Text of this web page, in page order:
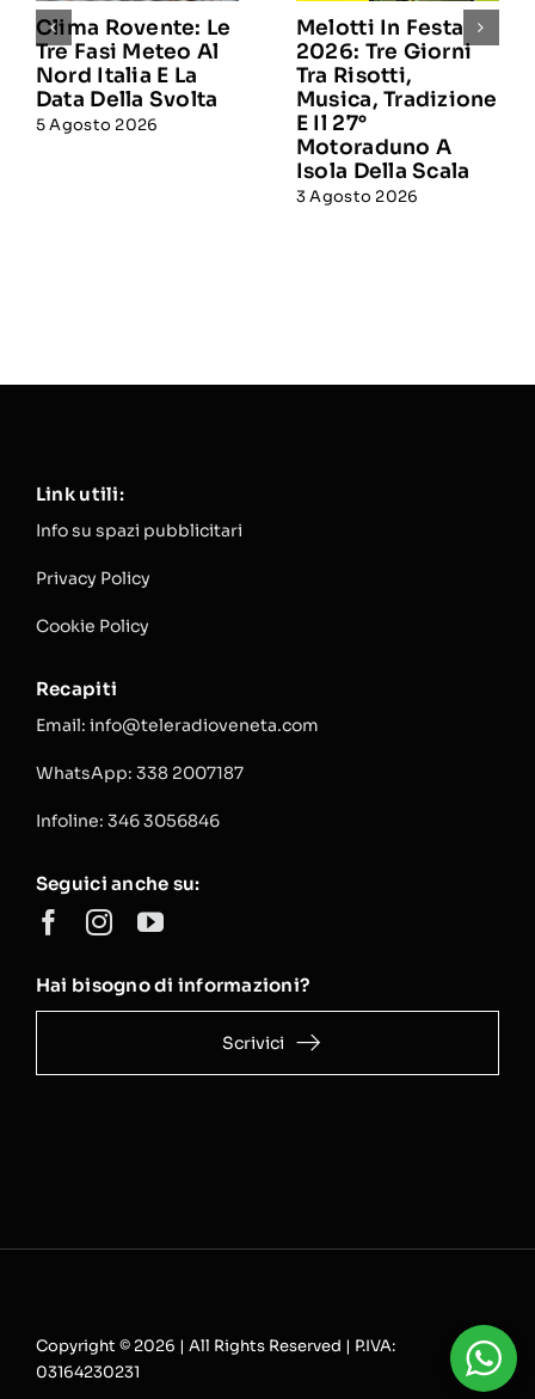
Clima Rovente: Le
Tre Fasi Meteo Al
Nord Italia E La
Data Della Svolta
5 Agosto 2026
Melotti In Festa
2026: Tre Giorni
Tra Risotti,
Musica, Tradizione
E Il 27°
Motoraduno A
Isola Della Scala
3 Agosto 2026
Link utili:
Info su spazi pubblicitari
Privacy Policy
Cookie Policy
Recapiti
Email: info@teleradioveneta.com
WhatsApp: 338 2007187
Infoline: 346 3056846
Seguici anche su:
Hai bisogno di informazioni?
Scrivici
Copyright © 2026 | All Rights Reserved | P.IVA:
03164230231